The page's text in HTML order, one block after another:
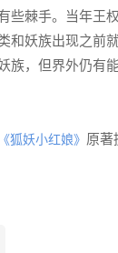
些棘手。当年王
和妖族出现之前
族，但界外仍有
《狐妖小红娘》 原著